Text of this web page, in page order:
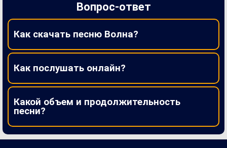
Вопрос-ответ
Как скачать песню Волна?
Как послушать онлайн?
Какой объем и продолжительность
песни?